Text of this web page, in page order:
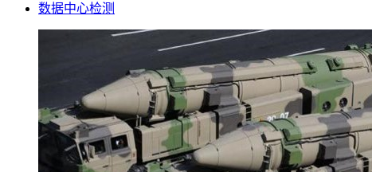
数据中心检测